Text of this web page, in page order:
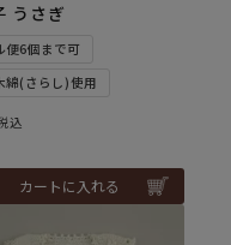
うさぎ
便6個まで可
綿(さらし)使用
込
カートに入れる